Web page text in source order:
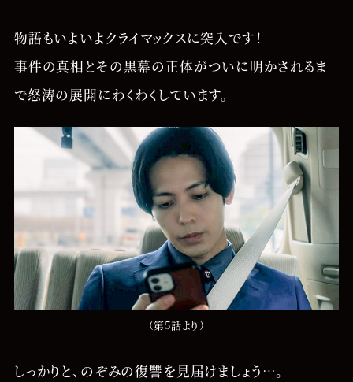
物語もいよいよクライマックスに突入です！
事件の真相とその黒幕の正体がついに明かされるま
で怒涛の展開にわくわくしています。
（第5話より）
しっかりと、のぞみの復讐を見届けましょう…。